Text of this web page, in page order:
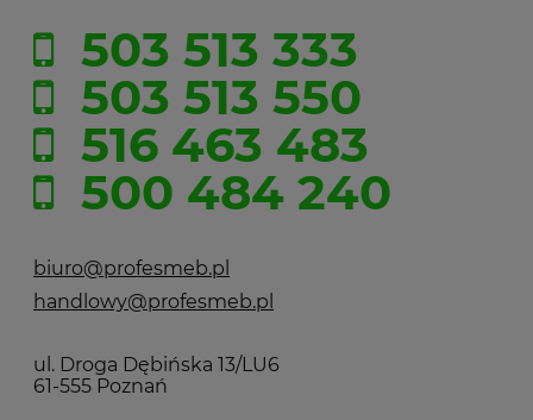
503 513 333
503 513 550
516 463 483
500 484 240
biuro@profesmeb.pl
handlowy@profesmeb.pl
ul. Droga Dębińska 13/LU6
61-555 Poznań